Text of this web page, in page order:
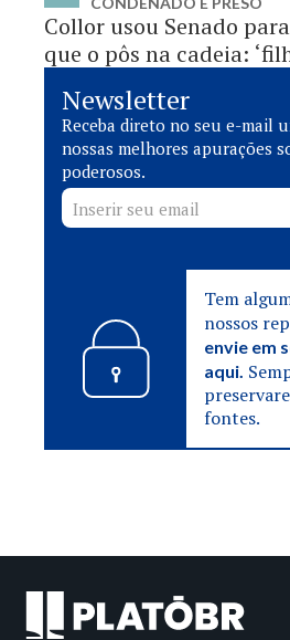
Collor usou Senado
que o pôs na cadeia:
Newsletter
Receba direto no seu e-mail
nossas melhores apurações
poderosos.
Tem
nossos
envie em
aqui.
fontes.